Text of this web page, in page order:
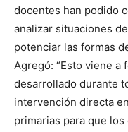
docentes han podido
analizar situaciones
potenciar las formas
Agregó: “Esto viene a
desarrollado durante
intervención directa
primarias para que